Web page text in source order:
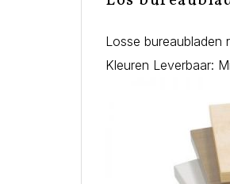
Losse bureaubladen
Kleuren Leverbaar: